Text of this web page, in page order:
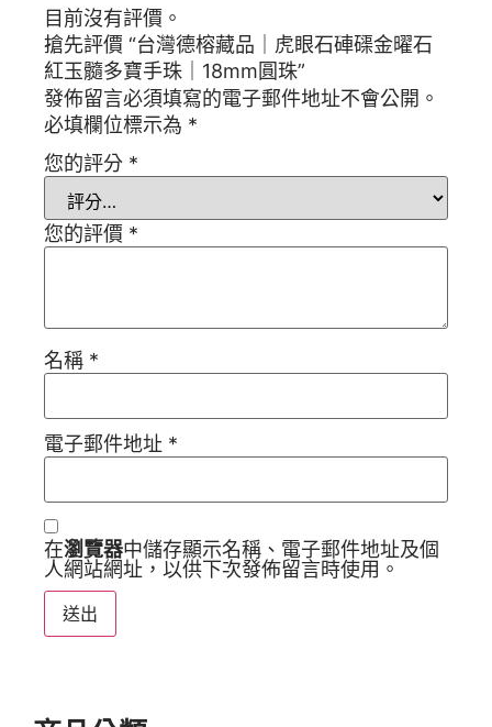
目前沒有評價。
搶先評價 “台灣德榕藏品｜虎眼石硨磲金曜石
紅玉髓多寶手珠｜18mm圓珠”
發佈留言必須填寫的電子郵件地址不會公開。
必填欄位標示為 *
您的評分 *
您的評價 *
名稱 *
電子郵件地址 *
在瀏覽器中儲存顯示名稱、電子郵件地址及個
人網站網址，以供下次發佈留言時使用。